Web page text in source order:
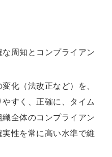
周知とコンプライアン
化（法改正など）を、
すく、正確に、タイム
織全体のコンプライアン
性を常に高い水準で維